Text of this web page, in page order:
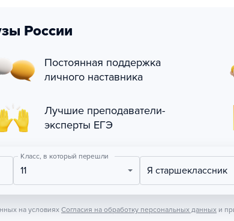
России
Постоянная поддержка
личного наставника
Лучшие преподаватели-
эксперты ЕГЭ
Класс, в который перешли
11 Я старшеклассник
на условиях Согласия на обработку персональных данных и